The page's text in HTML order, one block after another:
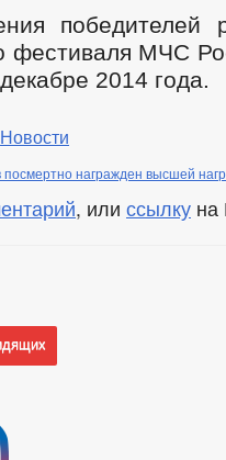
победителей
фестиваля МЧС
2014 года.
Новости
награжден высшей
, или ссылку на